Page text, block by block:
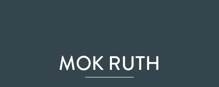
MOK RUTH